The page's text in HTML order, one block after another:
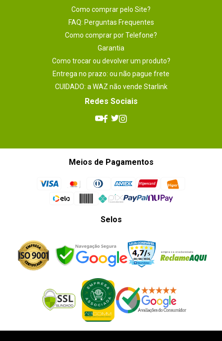
Como comprar pelo Site?
FAQ: Perguntas Frequentes
Como comprar por Telefone?
Garantia
Como trocar ou devolver um produto?
Entrega no prazo: ou não pague frete
CUIDADO: a WAZ não vende Starlink
Redes Sociais
Meios de Pagamentos
Selos